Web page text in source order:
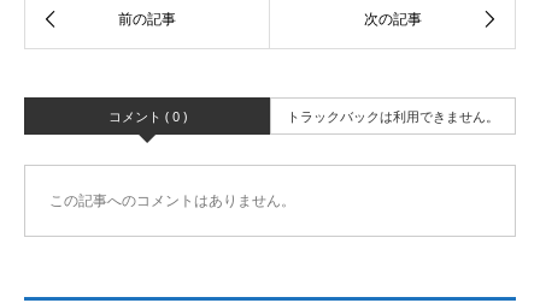
コメント ( 0 ) トラックバックは利用できません。
この記事へのコメントはありません。